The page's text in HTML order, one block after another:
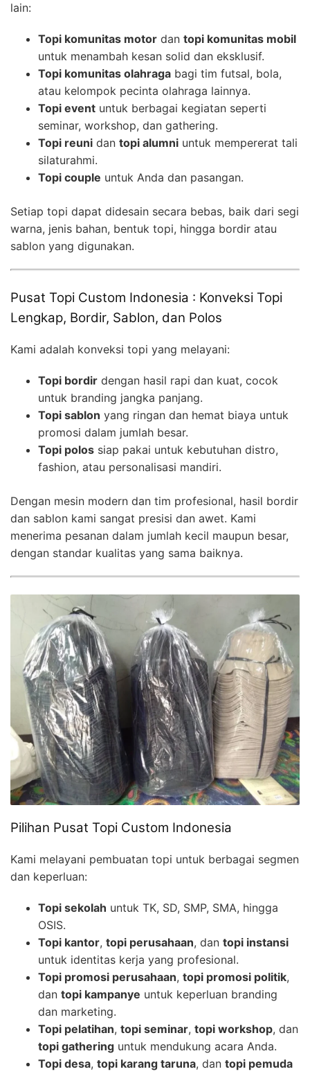
lain:
Topi komunitas motor dan topi komunitas mobil
untuk menambah kesan solid dan eksklusif.
Topi komunitas olahraga bagi tim futsal, bola,
atau kelompok pecinta olahraga lainnya.
Topi event untuk berbagai kegiatan seperti
seminar, workshop, dan gathering.
Topi reuni dan topi alumni untuk mempererat tali
silaturahmi.
Topi couple untuk Anda dan pasangan.
Setiap topi dapat didesain secara bebas, baik dari segi
warna, jenis bahan, bentuk topi, hingga bordir atau
sablon yang digunakan.
Pusat Topi Custom Indonesia : Konveksi Topi
Lengkap, Bordir, Sablon, dan Polos
Kami adalah konveksi topi yang melayani:
Topi bordir dengan hasil rapi dan kuat, cocok
untuk branding jangka panjang.
Topi sablon yang ringan dan hemat biaya untuk
promosi dalam jumlah besar.
Topi polos siap pakai untuk kebutuhan distro,
fashion, atau personalisasi mandiri.
Dengan mesin modern dan tim profesional, hasil bordir
dan sablon kami sangat presisi dan awet. Kami
menerima pesanan dalam jumlah kecil maupun besar,
dengan standar kualitas yang sama baiknya.
Pilihan Pusat Topi Custom Indonesia
Kami melayani pembuatan topi untuk berbagai segmen
dan keperluan:
Topi sekolah untuk TK, SD, SMP, SMA, hingga
OSIS.
Topi kantor, topi perusahaan, dan topi instansi
untuk identitas kerja yang profesional.
Topi promosi perusahaan, topi promosi politik,
dan topi kampanye untuk keperluan branding
dan marketing.
Topi pelatihan, topi seminar, topi workshop, dan
topi gathering untuk mendukung acara Anda.
Topi desa, topi karang taruna, dan topi pemuda